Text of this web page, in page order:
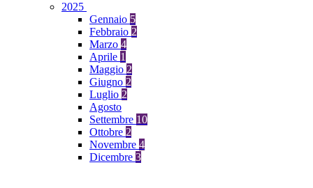
2025
Gennaio 5
Febbraio 2
Marzo 4
Aprile 1
Maggio 2
Giugno 2
Luglio 2
Agosto
Settembre 10
Ottobre 2
Novembre 4
Dicembre 3